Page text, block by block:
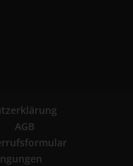
AGB